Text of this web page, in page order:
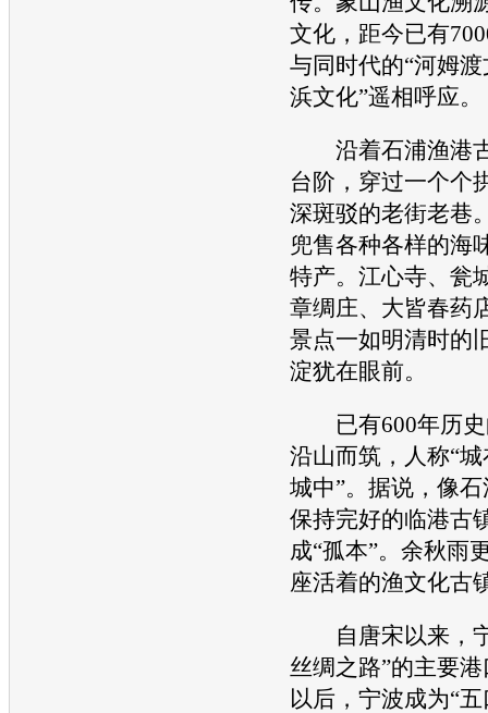
文化，距今已有
与同时代的“河姆渡
浜文化”遥相呼应。
沿着石浦渔港
台阶，穿过一个个
深斑驳的老街老巷
兜售各种各样的海
特产。江心寺、瓮
章绸庄、大皆春药
景点一如明清时的
淀犹在眼前。
已有600年历史
沿山而筑，人称“
城中”。据说，像
保持完好的临港古
成“孤本”。余秋雨
座活着的渔文化古
自唐宋以来，宁
丝绸之路”的主要
以后，宁波成为“